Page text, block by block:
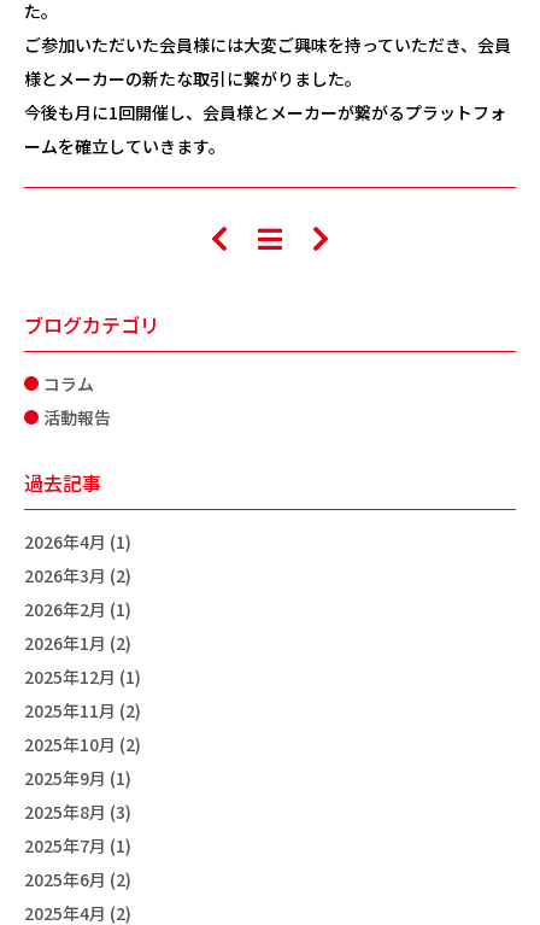
た。
ご参加いただいた会員様には大変ご興味を持っていただき、会員
様とメーカーの新たな取引に繋がりました。
今後も月に1回開催し、会員様とメーカーが繋がるプラットフォ
ームを確立していきます。
ブログカテゴリ
コラム
活動報告
過去記事
2026年4月 (1)
2026年3月 (2)
2026年2月 (1)
2026年1月 (2)
2025年12月 (1)
2025年11月 (2)
2025年10月 (2)
2025年9月 (1)
2025年8月 (3)
2025年7月 (1)
2025年6月 (2)
2025年4月 (2)